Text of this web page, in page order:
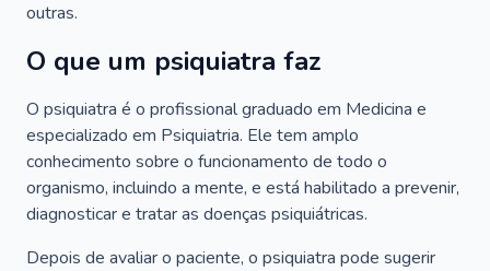
outras.
O que um psiquiatra faz
O psiquiatra é o profissional graduado em Medicina e
especializado em Psiquiatria. Ele tem amplo
conhecimento sobre o funcionamento de todo o
organismo, incluindo a mente, e está habilitado a prevenir,
diagnosticar e tratar as doenças psiquiátricas.
Depois de avaliar o paciente, o psiquiatra pode sugerir